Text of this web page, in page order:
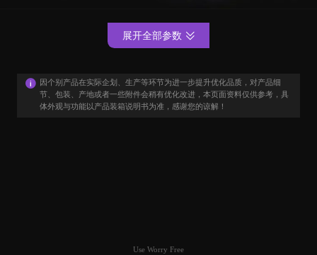
因个别产品在实际企划、生产等环节为进一步提升优化品质，对产品细
节、包装、产地或者一些附件会稍有优化改进，本页面资料仅供参考，具
体外观与功能以产品装箱说明书为准，感谢您的谅解！
展开全部参数
Use Worry Free